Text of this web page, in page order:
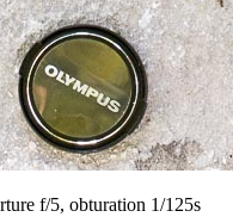
f/5, obturation 1/125s